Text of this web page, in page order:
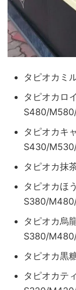
タピオカミ
タピオカロ
S480/
タピオカキ
S430/
タピオカ抹
タピオカほ
S380/
タピオカ烏
S380/
タピオカ黒
タピオカテ